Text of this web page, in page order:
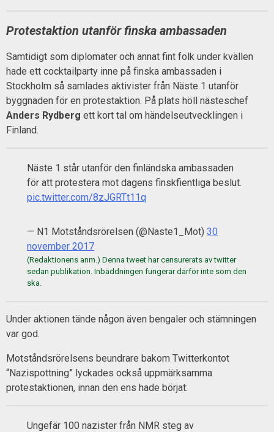
Protestaktion utanför finska ambassaden
Samtidigt som diplomater och annat fint folk under kvällen
hade ett cocktailparty inne på finska ambassaden i
Stockholm så samlades aktivister från Näste 1 utanför
byggnaden för en protestaktion. På plats höll nästeschef
Anders Rydberg ett kort tal om händelseutvecklingen i
Finland.
Näste 1 står utanför den finländska ambassaden
för att protestera mot dagens finskfientliga beslut.
pic.twitter.com/8zJGRTt11q
— N1 Motståndsrörelsen (@Naste1_Mot)30
november 2017
Under aktionen tände någon även bengaler och stämningen
var god.
Motståndsrörelsens beundrare bakom Twitterkontot
“Nazispottning” lyckades också uppmärksamma
protestaktionen, innan den ens hade börjat:
Ungefär 100 nazister från NMR steg av